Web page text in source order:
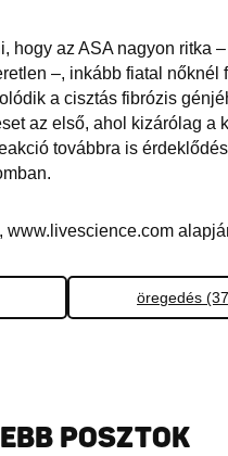
hogy az ASA nagyon ritka –
–, inkább fiatal nőknél
a cisztás fibrózis
az első, ahol kizárólag a
továbbra is
www.livescience.com
öregedés
POSZTOK